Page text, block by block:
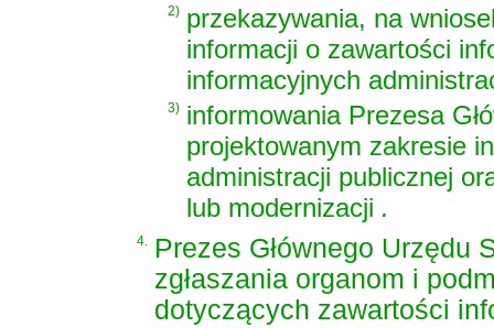
2) przekazywania, na
informacji o zawartości
informacyjnych
3) informowania Prezesa
projektowanym zakresie
administracji publicznej
lub modernizacji .
4. Prezes Głównego Urzędu
zgłaszania organom i
dotyczących zawartości